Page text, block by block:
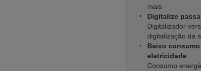
mais
Digitalize
Digitalizador
digitalização da
Baixo
eletricidade
Consumo